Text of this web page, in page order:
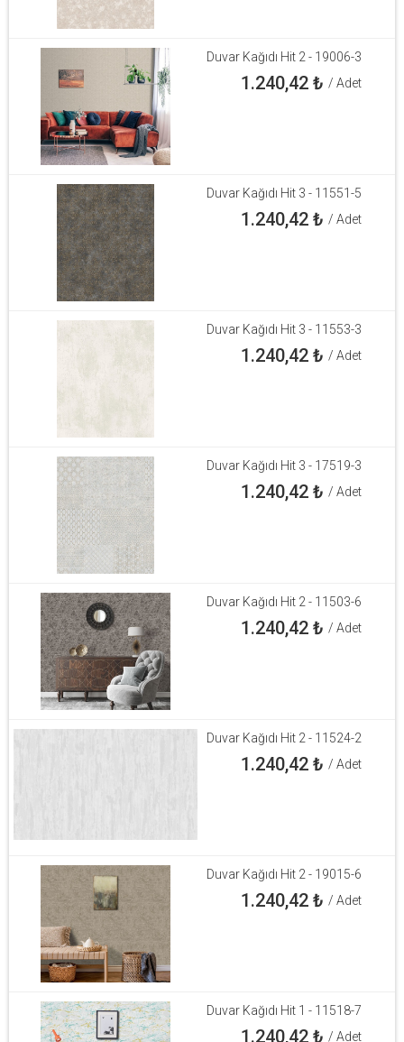
Duvar Kağıdı Hit 2 - 19006-3
1.240,42₺ / Adet
Duvar Kağıdı Hit 3 - 11551-5
1.240,42₺ / Adet
Duvar Kağıdı Hit 3 - 11553-3
1.240,42₺ / Adet
Duvar Kağıdı Hit 3 - 17519-3
1.240,42₺ / Adet
Duvar Kağıdı Hit 2 - 11503-6
1.240,42₺ / Adet
Duvar Kağıdı Hit 2 - 11524-2
1.240,42₺ / Adet
Duvar Kağıdı Hit 2 - 19015-6
1.240,42₺ / Adet
Duvar Kağıdı Hit 1 - 11518-7
1.240,42₺ / Adet